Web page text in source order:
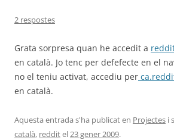
2 respostes
Grata sorpresa quan he accedit a
en català. Jo tenc per defefecte en el
no el teniu activat, accediu per
en català.
Aquesta entrada s'ha publicat en Projectes i
català, redditel23 gener 2009.